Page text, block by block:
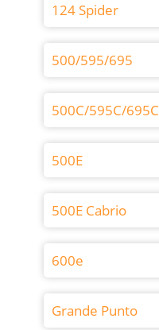
124 Spider
500/595/695
500C/595C/695C
500E
500E Cabrio
600e
Grande Punto